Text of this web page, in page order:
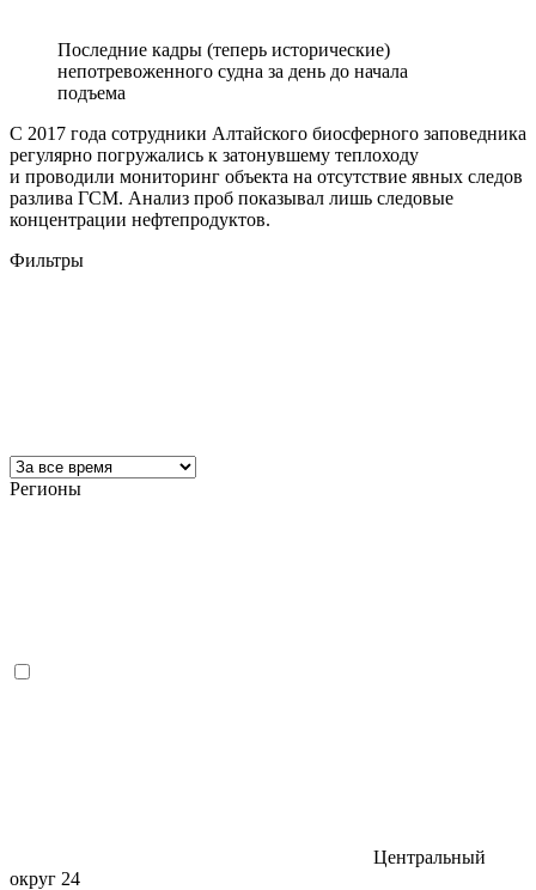
Последние кадры (теперь исторические)
непотревоженного судна за день до начала
подъема
С 2017 года сотрудники Алтайского биосферного заповедника
регулярно погружались к затонувшему теплоходу
и проводили мониторинг объекта на отсутствие явных следов
разлива ГСМ. Анализ проб показывал лишь следовые
концентрации нефтепродуктов.
Фильтры
Регионы
Центральный
округ 24